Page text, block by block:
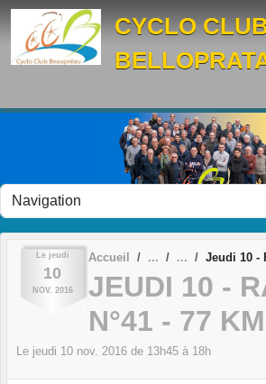
CYCLO
Le jeudi
10
NOV. 2016
Accueil Jeudi 10 -
JEUDI 10 -
N°41 - 77
Le jeudi 10 nov. 2016 de 13h45 à 18h
Panneau de gestion des cookies